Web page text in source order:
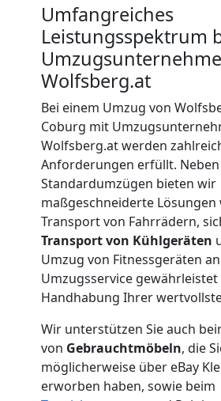
Umfangreiches
Leistungsspektrum
Wolfsberg.at
Bei einem Umzug von
Coburg mit
Wolfsberg.at werden
Anforderungen erfüllt. Neben
Standardumzügen bieten wir
maßgeschneiderte Lösungen
Transport von Fahrrädern,
Transport von Kühlgeräten
Umzug von Fitnessgeräten
Umzugsservice
Handhabung Ihrer
Wir unterstützen Sie auch
von Gebrauchtmöbeln, die
möglicherweise über eBay
erworben haben, sowie beim
Wolfsberg
Mini
Umzug
Wolfsberg
Umzug
Mann
LKW